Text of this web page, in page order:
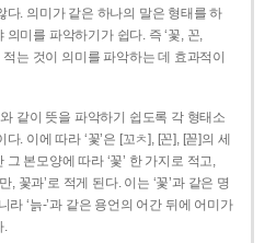
다. 의미가 같은 하나의 말은 형태를 하
미를 파악하기가 쉽다. 즉 ‘꽃, 꼰,
적는 것이 의미를 파악하는 데 효과적이
같이 뜻을 파악하기 쉽도록 각 형태소
. 이에 따라 ‘꽃’은 [꼬ㅊ], [꼰], [꼳]의 세
본모양에 따라 ‘꽃’ 한 가지로 적고,
, 꽃과’로 적게 된다. 이는 ‘꽃’과 같은 명
라 ‘늙-’과 같은 용언의 어간 뒤에 어미가
.